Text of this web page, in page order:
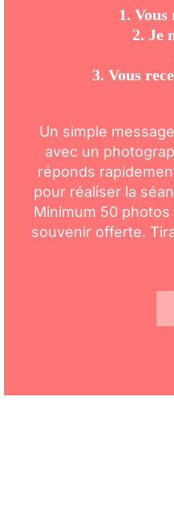
1.
2. Je
3. Vous
Un simple
avec un
réponds
pour réaliser la
Minimum 50
souvenir offerte.